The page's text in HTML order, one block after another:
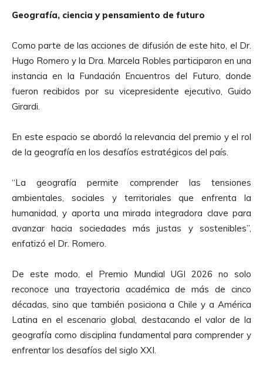
Geografía, ciencia y pensamiento de futuro
Como parte de las acciones de difusión de este hito, el Dr.
Hugo Romero y la Dra. Marcela Robles participaron en una
instancia en la Fundación Encuentros del Futuro, donde
fueron recibidos por su vicepresidente ejecutivo, Guido
Girardi.
En este espacio se abordó la relevancia del premio y el rol
de la geografía en los desafíos estratégicos del país.
“La geografía permite comprender las tensiones
ambientales, sociales y territoriales que enfrenta la
humanidad, y aporta una mirada integradora clave para
avanzar hacia sociedades más justas y sostenibles”,
enfatizó el Dr. Romero.
De este modo, el Premio Mundial UGI 2026 no solo
reconoce una trayectoria académica de más de cinco
décadas, sino que también posiciona a Chile y a América
Latina en el escenario global, destacando el valor de la
geografía como disciplina fundamental para comprender y
enfrentar los desafíos del siglo XXI.